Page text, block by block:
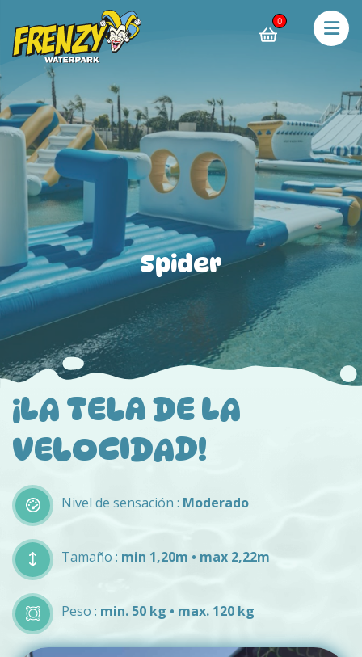
0
Spider
¡LA TELA DE LA
VELOCIDAD!
Nivel de sensación : Moderado
Tamaño : min 1,20m • max 2,22m
Peso : min. 50 kg • max. 120 kg